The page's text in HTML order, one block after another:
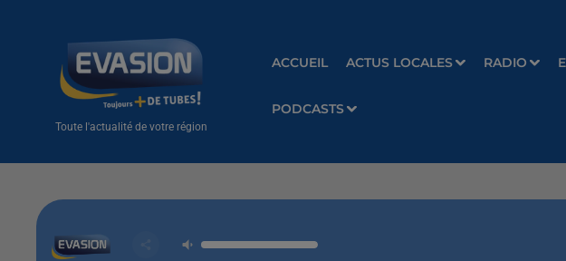
Toute l'actualité de votre région
ACCUEIL ACTUS LOCALES RADIO
PODCASTS